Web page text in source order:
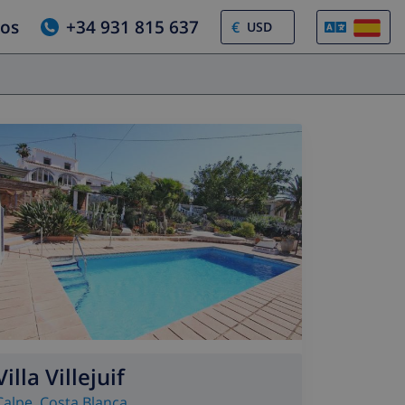
+34 931 815 637 €
Villejuif